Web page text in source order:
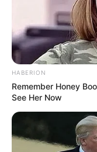
HABERION
Remember Honey
See Her Now